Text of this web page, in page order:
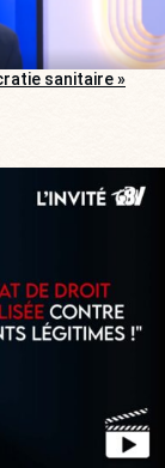
sanitaire »